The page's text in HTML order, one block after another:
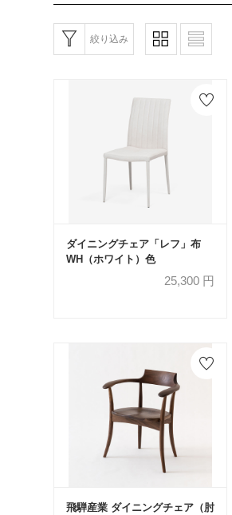
絞り込み
ダイニングチェア「レフ」布
WH（ホワイト）色
25,300円
飛騨産業 ダイニングチェア（肘